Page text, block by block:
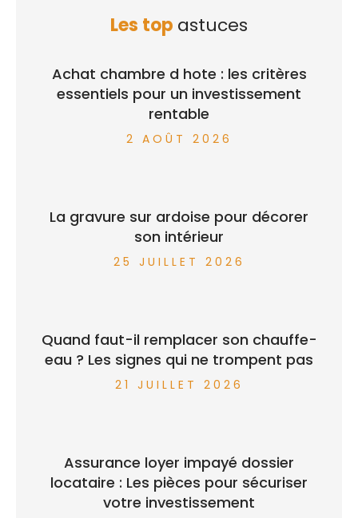
Les top astuces
Achat chambre d hote : les critères
essentiels pour un investissement
rentable
2 AOÛT 2026
La gravure sur ardoise pour décorer
son intérieur
25 JUILLET 2026
Quand faut-il remplacer son chauffe-
eau ? Les signes qui ne trompent pas
21 JUILLET 2026
Assurance loyer impayé dossier
locataire : Les pièces pour sécuriser
votre investissement